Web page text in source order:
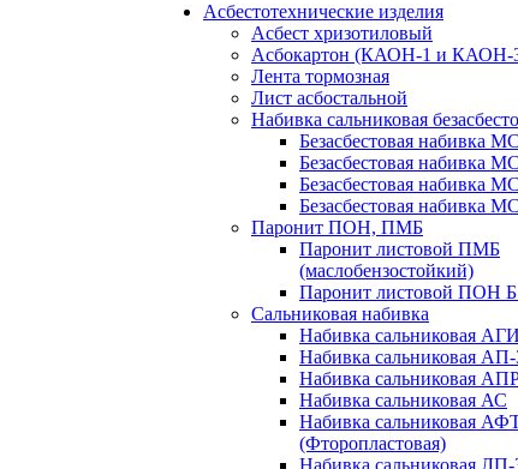
Асбестотехнические изделия
Асбест хризотиловый
Асбокартон (КАОН-1 и КАОН-
Лента тормозная
Лист асбостальной
Набивка сальниковая
Безасбестовая набивка
Безасбестовая набивка
Безасбестовая набивка
Безасбестовая набивка
Паронит ПОН, ПМБ
Паронит листовой ПМБ
(маслобензостойкий)
Паронит листовой ПОН Б
Сальниковая набивка
Набивка сальниковая АГИ
Набивка сальниковая АП-
Набивка сальниковая
Набивка сальниковая АС
Набивка сальниковая
(Фторопластовая)